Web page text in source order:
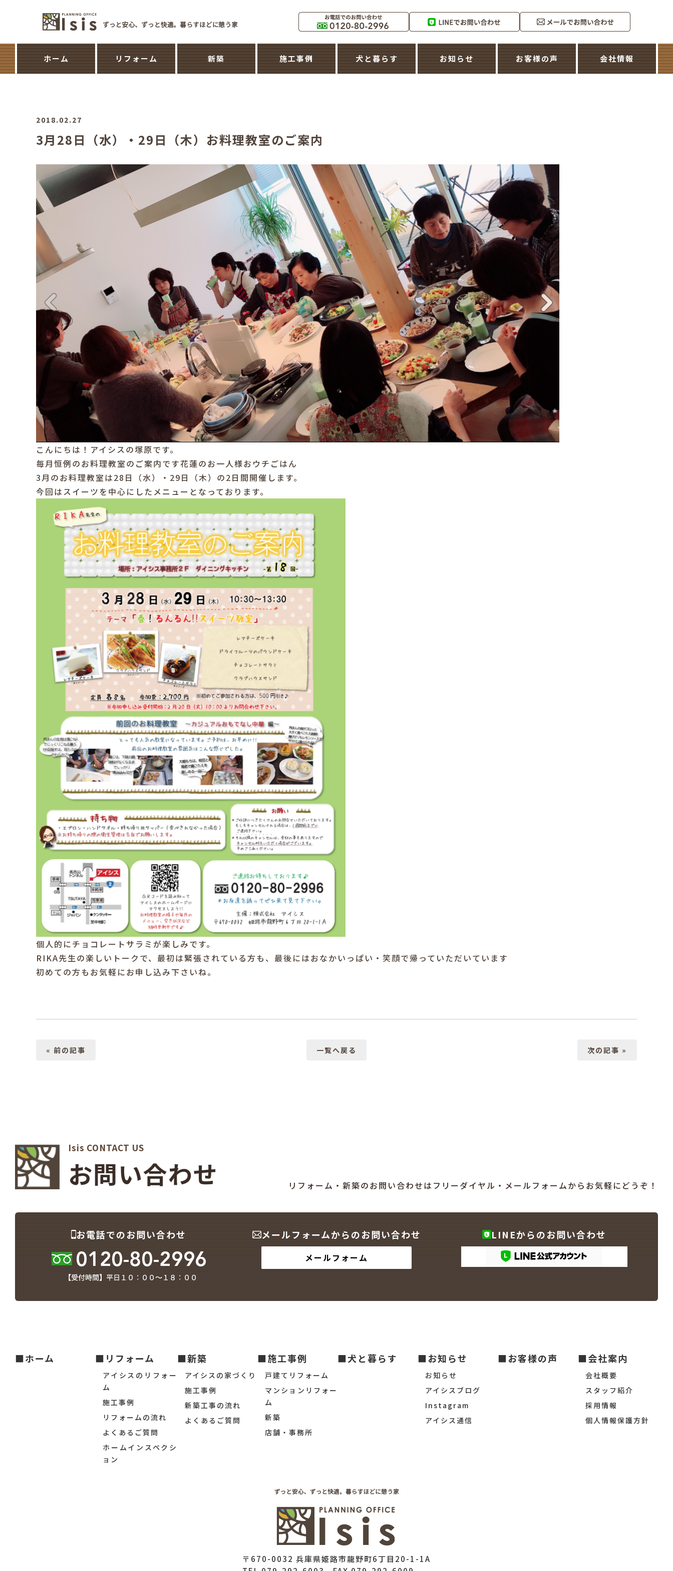
ホーム リフォーム 新築 施工事例 犬と暮らす お知らせ お客様の声 会社情報
2018.02.27
3月28日（水）・29日（木）お料理教室のご案内
こんにちは！アイシスの塚原です。
毎月恒例のお料理教室のご案内です花蓮のお一人様おウチごはん
3月のお料理教室は28日（水）・29日（木）の2日間開催します。
今回はスイーツを中心にしたメニューとなっております。
個人的にチョコレートサラミが楽しみです。
RIKA先生の楽しいトークで、最初は緊張されている方も、最後にはおなかいっぱい・笑顔で帰っていただいています
初めての方もお気軽にお申し込み下さいね。
« 前の記事 一覧へ戻る 次の記事 »
Isis CONTACT US
お問い合わせ リフォーム・新築のお問い合わせはフリーダイヤル・メールフォームからお気軽にどうぞ！
お電話でのお問い合わせ メールフォームからのお問い合わせ
メールフォーム
LINEからのお問い合わせ
■ホーム ■リフォーム
アイシスのリフォー
ム
施工事例
リフォームの流れ
よくあるご質問
ホームインスペクシ
ョン
■新築
アイシスの家づくり
施工事例
新築工事の流れ
よくあるご質問
■施工事例
戸建てリフォーム
マンションリフォー
ム
新築
店舗・事務所
■犬と暮らす ■お知らせ
お知らせ
アイシスブログ
Instagram
アイシス通信
■お客様の声 ■会社案内
会社概要
スタッフ紹介
採用情報
個人情報保護方針
〒670-0032 兵庫県姫路市龍野町6丁目20-1-1A